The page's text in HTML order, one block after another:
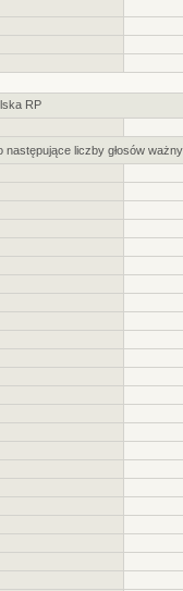
RP
liczby głosów